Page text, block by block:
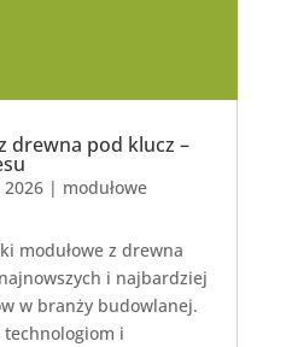
drewna pod klucz –
| modułowe
modułowe z drewna
i najbardziej
w branży budowlanej.
i